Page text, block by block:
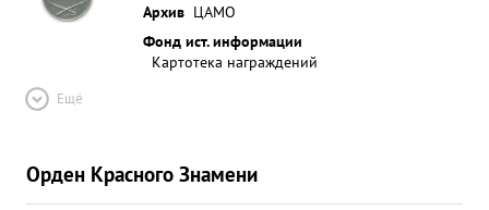
Архив ЦАМО
Фонд ист. информации
Картотека награждений
Ещё
Орден Красного Знамени